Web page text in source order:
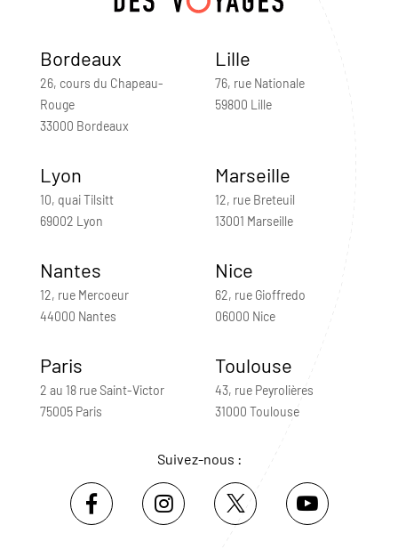
Bordeaux
26, cours du Chapeau-
Rouge
33000 Bordeaux
Lille
76, rue Nationale
59800 Lille
Lyon
10, quai Tilsitt
69002 Lyon
Marseille
12, rue Breteuil
13001 Marseille
Nantes
12, rue Mercoeur
44000 Nantes
Nice
62, rue Gioffredo
06000 Nice
Paris
2 au 18 rue Saint-Victor
75005 Paris
Toulouse
43, rue Peyrolières
31000 Toulouse
Suivez-nous :